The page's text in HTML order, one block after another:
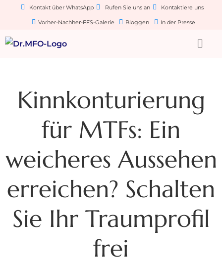
Kontakt über WhatsApp Rufen Sie uns an Kontaktiere uns
Vorher-Nachher-FFS-Galerie Bloggen In der Presse
Kinnkonturierung
für MTFs: Ein
weicheres Aussehen
erreichen? Schalten
Sie Ihr Traumprofil
frei